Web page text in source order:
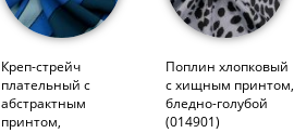
Креп-стрейч
плательный с
абстрактным
принтом,
Поплин хлопковый
с хищным принтом,
бледно-голубой
(014901)